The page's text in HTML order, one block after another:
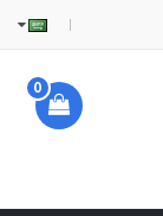
0